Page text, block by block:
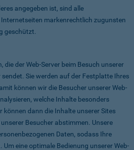
angegeben ist, sind alle
markenrechtlich zugunsten
geschützt.
die der Web-Server beim Besuch unserer
Sie werden auf der Festplatte Ihres
können wir die Besucher unserer Web-
welche Inhalte besonders
können dann die Inhalte unserer Sites
Besucher abstimmen. Unsere
Daten, sodass Ihre
eine optimale Bedienung unserer Web-